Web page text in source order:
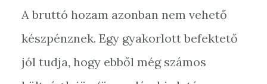
A bruttó hozam azonban nem vehető
készpénznek. Egy gyakorlott befektető
jól tudja, hogy ebből még számos